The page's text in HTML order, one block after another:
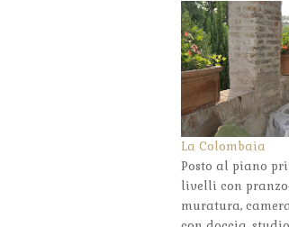
La Colombaia
Posto al piano
livelli con
muratura,